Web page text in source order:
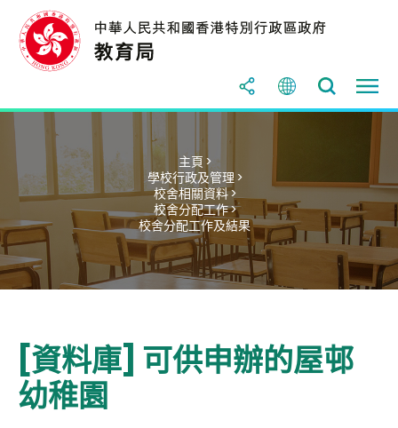
主頁 >
學校行政及管理 >
校舍相關資料 >
校舍分配工作 >
校舍分配工作及結果
[資料庫] 可供申辦的屋邨
幼稚園